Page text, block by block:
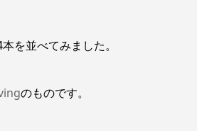
を並べてみました。
のものです。